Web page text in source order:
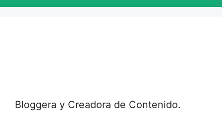
Bloggera y Creadora de Contenido.